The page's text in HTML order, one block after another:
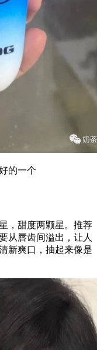
的一个
，甜度两颗星。推荐
从唇齿间溢出，让人
新爽口，抽起来像是